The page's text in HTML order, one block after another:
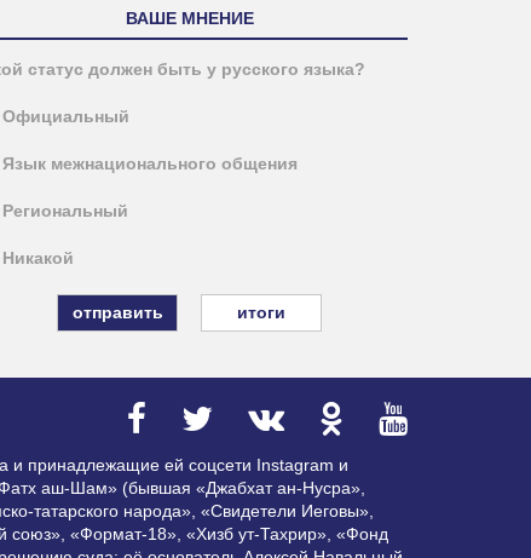
ВАШЕ МНЕНИЕ
статус должен быть у русского языка?
Официальный
Язык межнационального общения
Региональный
Никакой
итоги
и принадлежащие ей соцсети Instagram и
аш-Шам» (бывшая «Джабхат ан-Нусра»,
татарского народа», «Свидетели Иеговы»,
союз», «Формат-18», «Хизб ут-Тахрир», «Фонд